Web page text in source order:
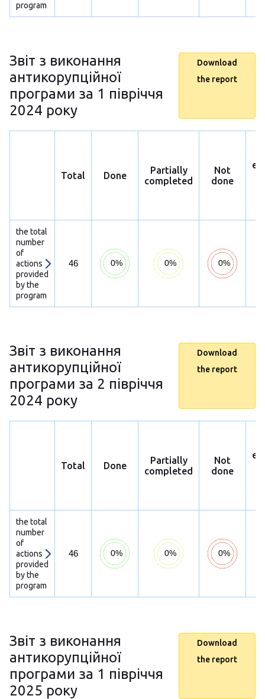
program
Звіт з виконання
антикорупційної
програми за 1 півріччя
2024 року
Download
the report
Total Done
Partially
completed
Not
done
the total
number
of
actions
provided
by the
program
46
Звіт з виконання
антикорупційної
програми за 2 півріччя
2024 року
Download
the report
Total Done
Partially
completed
Not
done
the total
number
of
actions
provided
by the
program
46
Звіт з виконання
антикорупційної
програми за 1 півріччя
2025 року
Download
the report